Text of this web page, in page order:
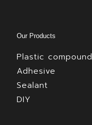
Our Products
Plastic compound
Adhesive
Sealant
DIY